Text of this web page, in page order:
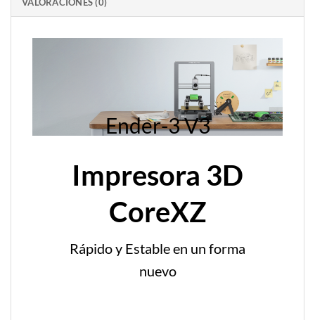
VALORACIONES (0)
Ender-3 V3
Impresora 3D
CoreXZ
Rápido y Estable en un forma
nuevo